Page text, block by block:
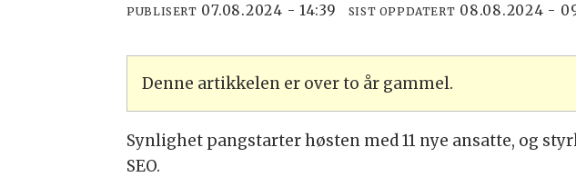
PUBLISERT 07.08.2024 - 14:39 SIST OPPDATERT 08.08.2024 -
Denne artikkelen er over to år gammel.
Synlighet pangstarter høsten med 11 nye ansatte, og
SEO.